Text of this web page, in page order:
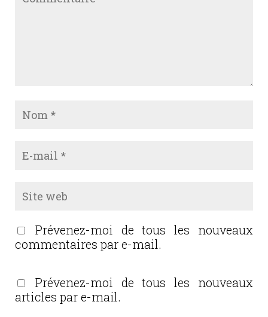
Prévenez-moi de tous les nouveaux
commentaires par e-mail.
Prévenez-moi de tous les nouveaux
articles par e-mail.